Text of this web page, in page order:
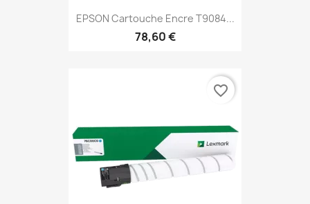
EPSON Cartouche Encre T9084...
78,60 €
favorite_border